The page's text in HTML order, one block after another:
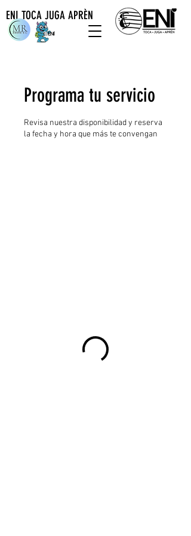
ENI TOCA JUGA APRÈN
Programa tu servicio
Revisa nuestra disponibilidad y reserva
la fecha y hora que más te convengan